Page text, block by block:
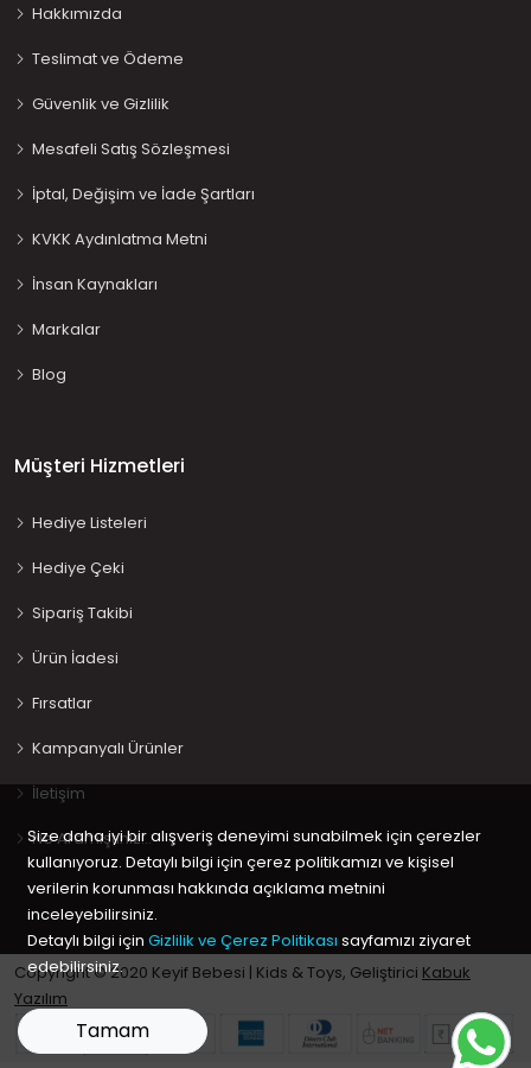
Hakkımızda
Teslimat ve Ödeme
Güvenlik ve Gizlilik
Mesafeli Satış Sözleşmesi
İptal, Değişim ve İade Şartları
KVKK Aydınlatma Metni
İnsan Kaynakları
Markalar
Blog
Müşteri Hizmetleri
Hediye Listeleri
Hediye Çeki
Sipariş Takibi
Ürün İadesi
Fırsatlar
Kampanyalı Ürünler
İletişim
Ne Aramıştınız…
Copyright © 2020 Keyif Bebesi | Kids & Toys, Geliştirici Kabuk
Yazılım
Size daha iyi bir alışveriş deneyimi sunabilmek için çerezler
kullanıyoruz. Detaylı bilgi için çerez politikamızı ve kişisel
verilerin korunması hakkında açıklama metnini
inceleyebilirsiniz.
Detaylı bilgi için Gizlilik ve Çerez Politikası sayfamızı ziyaret
edebilirsiniz.
Tamam